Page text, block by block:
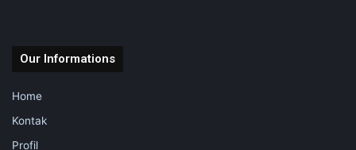
Our Informations
Home
Kontak
Profil